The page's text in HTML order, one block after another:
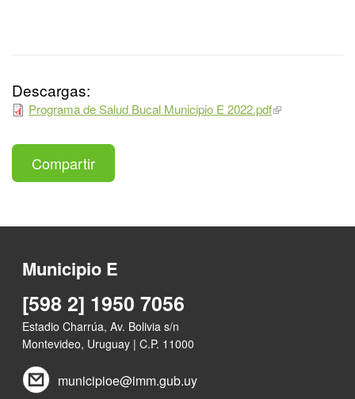
Descargas:
Programa de Salud Bucal Municipio E 2022.pdf
Compartir
Municipio E
[598 2] 1950 7056
Estadio Charrúa, Av. Bolivia s/n
Montevideo, Uruguay | C.P. 11000
municipioe@imm.gub.uy